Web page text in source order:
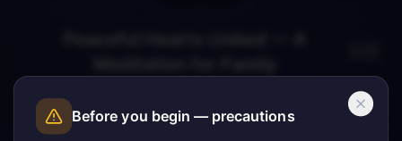
Before you begin — precautions